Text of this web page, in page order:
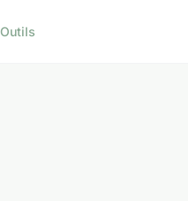
Outils